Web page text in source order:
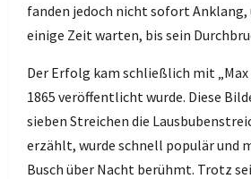
fanden jedoch nicht sofort Anklang,
einige Zeit warten, bis sein
Der Erfolg kam schließlich mit „Max
1865 veröffentlicht wurde. Diese
sieben Streichen die
erzählt, wurde schnell populär und
Busch über Nacht berühmt. Trotz